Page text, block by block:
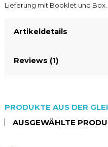
Lieferung mit Booklet und Box.
Artikeldetails
Reviews (1)
PRODUKTE AUS DER
AUSGEWÄHLTE